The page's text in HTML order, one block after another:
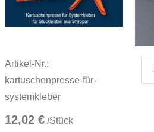
Artikel-Nr.:
kartuschenpresse-für-
systemkleber
12,02 € /Stück